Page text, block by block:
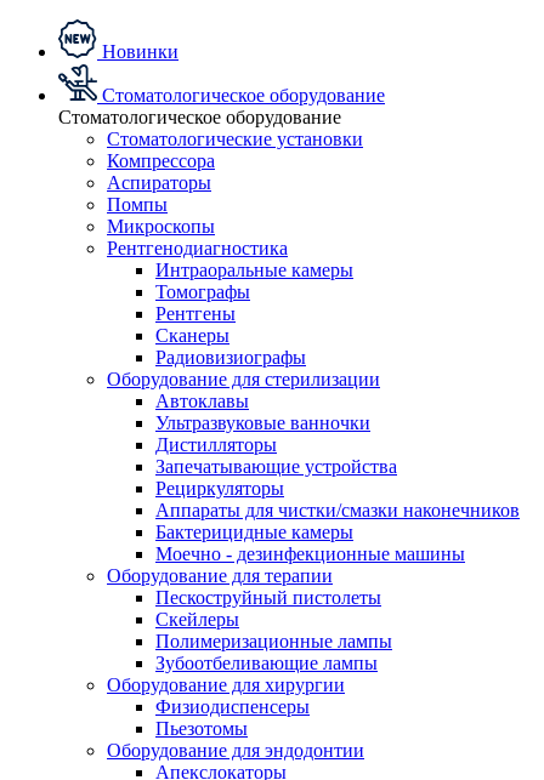
Новинки
Стоматологическое оборудование
Стоматологическое оборудование
Стоматологические установки
Компрессора
Аспираторы
Помпы
Микроскопы
Рентгенодиагностика
Интраоральные камеры
Томографы
Рентгены
Сканеры
Радиовизиографы
Оборудование для стерилизации
Автоклавы
Ультразвуковые ванночки
Дистилляторы
Запечатывающие устройства
Рециркуляторы
Аппараты для чистки/смазки наконечников
Бактерицидные камеры
Моечно - дезинфекционные машины
Оборудование для терапии
Пескоструйный пистолеты
Скейлеры
Полимеризационные лампы
Зубоотбеливающие лампы
Оборудование для хирургии
Физиодиспенсеры
Пьезотомы
Оборудование для эндодонтии
Апекслокаторы